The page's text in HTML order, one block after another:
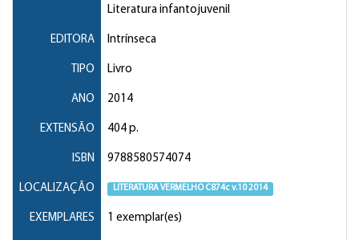
Literatura infantojuvenil
EDITORA Intrínseca
TIPO Livro
ANO 2014
EXTENSÃO 404 p.
ISBN 9788580574074
LOCALIZAÇÃO LITERATURA VERMELHO C874c v.10 2014
EXEMPLARES 1 exemplar(es)